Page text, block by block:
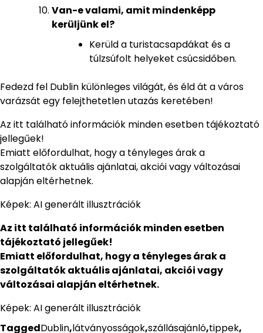
Van-e valami, amit mindenképp
kerüljünk el?
Kerüld a turistacsapdákat és a
túlzsúfolt helyeket csúcsidőben.
Fedezd fel Dublin különleges világát, és éld át a város
varázsát egy felejthetetlen utazás keretében!
Az itt található információk minden esetben tájékoztató
jellegűek!
Emiatt előfordulhat, hogy a tényleges árak a
szolgáltatók aktuális ajánlatai, akciói vagy változásai
alapján eltérhetnek.
Képek: AI generált illusztrációk
Az itt található információk minden esetben
tájékoztató jellegűek!
Emiatt előfordulhat, hogy a tényleges árak a
szolgáltatók aktuális ajánlatai, akciói vagy
változásai alapján eltérhetnek.
Képek: AI generált illusztrációk
TaggedDublin,látványosságok,szállásajánló,tippek,